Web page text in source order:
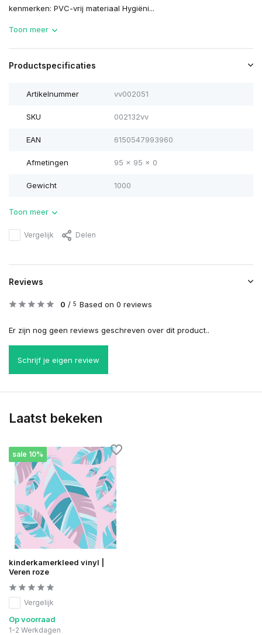
kenmerken: PVC-vrij materiaal Hygiëni...
Toon meer
Productspecificaties
Artikelnummer vv002051
SKU 002132vv
EAN 6150547993960
Afmetingen 95 x 95 x 0
Gewicht 1000
Toon meer
Vergelijk Delen
Reviews
0 / 5 Based on 0 reviews
Er zijn nog geen reviews geschreven over dit product..
Schrijf je eigen review
Laatst bekeken
sale 10%
kinderkamerkleed vinyl |
Veren roze
Vergelijk
Op voorraad
1-2 Werkdagen